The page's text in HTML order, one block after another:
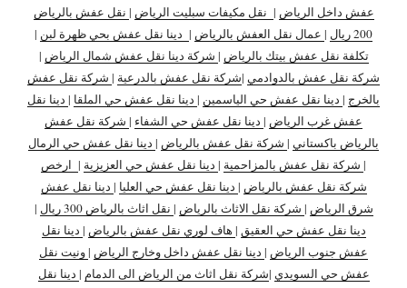
عفش داخل الرياض | نقل مكيفات سبليت الرياض | نقل عفش بالرياض
200 ريال
| عمال نقل العفش بالرياض | دينا نقل عفش بحي ظهرة لبن |
تكلفة نقل عفش بيتك بالرياض | شركة دينا نقل عفش شمال الرياض |
شركة نقل عفش بالدوادمي |شركة نقل عفش بالدرعية | شركة نقل عفش
بالخرج | دينا نقل عفش حي الياسمين | دينا نقل عفش حي الملقا | دينا نقل
عفش غرب الرياض | دينا نقل عفش حي الشفاء | شركة نقل عفش
بالرياض باكستاني | شركة نقل عفش بالرياض | دينا نقل عفش حي الرمال
| شركة نقل عفش بالمزاحمية | دينا نقل عفش حي العزيزية | ارخص
شركة نقل عفش بالرياض | دينا نقل عفش حي العليا | دينا نقل عفش
شرق الرياض | شركة نقل الاثاث بالرياض | نقل اثاث بالرياض 300 ريال
|
دينا نقل عفش حي العقيق | هاف لوري نقل عفش بالرياض | دينا نقل
عفش جنوب الرياض | دينا نقل عفش داخل وخارج الرياض | ونيت نقل
عفش حي السويدي |شركة نقل اثاث من الرياض الى الدمام | دينا نقل